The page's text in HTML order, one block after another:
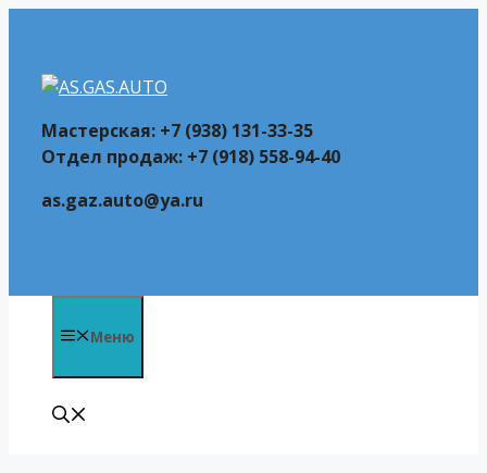
содержимому
Мастерская: +7 (938) 131-33-35
Отдел продаж: +7 (918) 558-94-40
as.gaz.auto@ya.ru
Меню